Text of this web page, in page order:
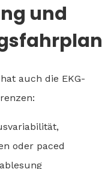
und
auch die EKG-
oder paced